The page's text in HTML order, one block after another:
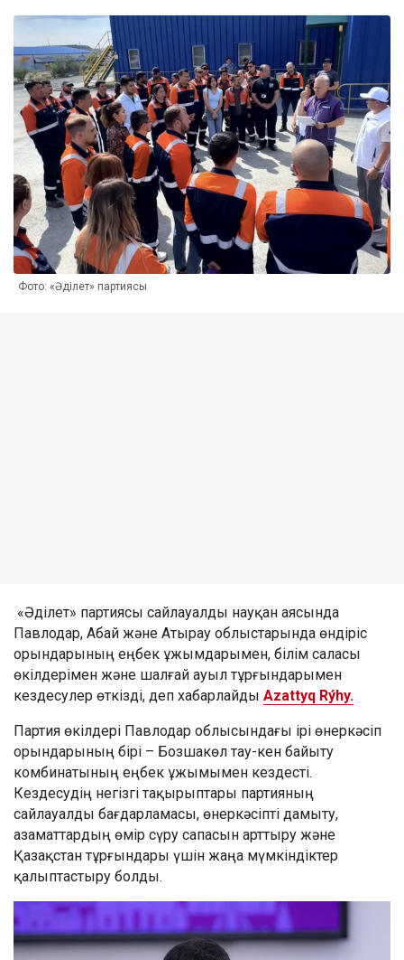
Фото: «Әділет» партиясы
«Әділет» партиясы сайлауалды науқан аясында
Павлодар, Абай және Атырау облыстарында өндіріс
орындарының еңбек ұжымдарымен, білім саласы
өкілдерімен және шалғай ауыл тұрғындарымен
кездесулер өткізді, деп хабарлайды Azattyq Rýhy.
Партия өкілдері Павлодар облысындағы ірі өнеркәсіп
орындарының бірі – Бозшакөл тау-кен байыту
комбинатының еңбек ұжымымен кездесті.
Кездесудің негізгі тақырыптары партияның
сайлауалды бағдарламасы, өнеркәсіпті дамыту,
азаматтардың өмір сүру сапасын арттыру және
Қазақстан тұрғындары үшін жаңа мүмкіндіктер
қалыптастыру болды.